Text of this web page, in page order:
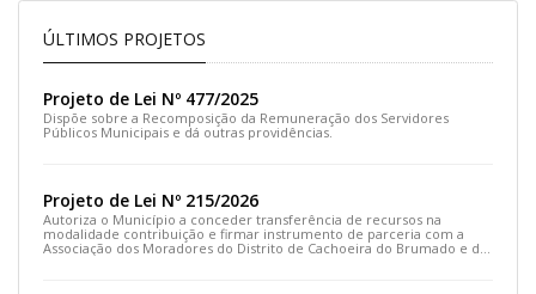
ÚLTIMOS PROJETOS
Projeto de Lei Nº 477/2025
Dispõe sobre a Recomposição da Remuneração dos Servidores
Públicos Municipais e dá outras providências.
Projeto de Lei Nº 215/2026
Autoriza o Município a conceder transferência de recursos na
modalidade contribuição e firmar instrumento de parceria com a
Associação dos Moradores do Distrito de Cachoeira do Brumado e dá